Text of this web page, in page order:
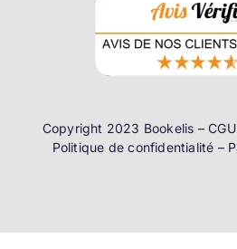
Copyright 2023 Bookelis –CGU
Politique de confidentialité –